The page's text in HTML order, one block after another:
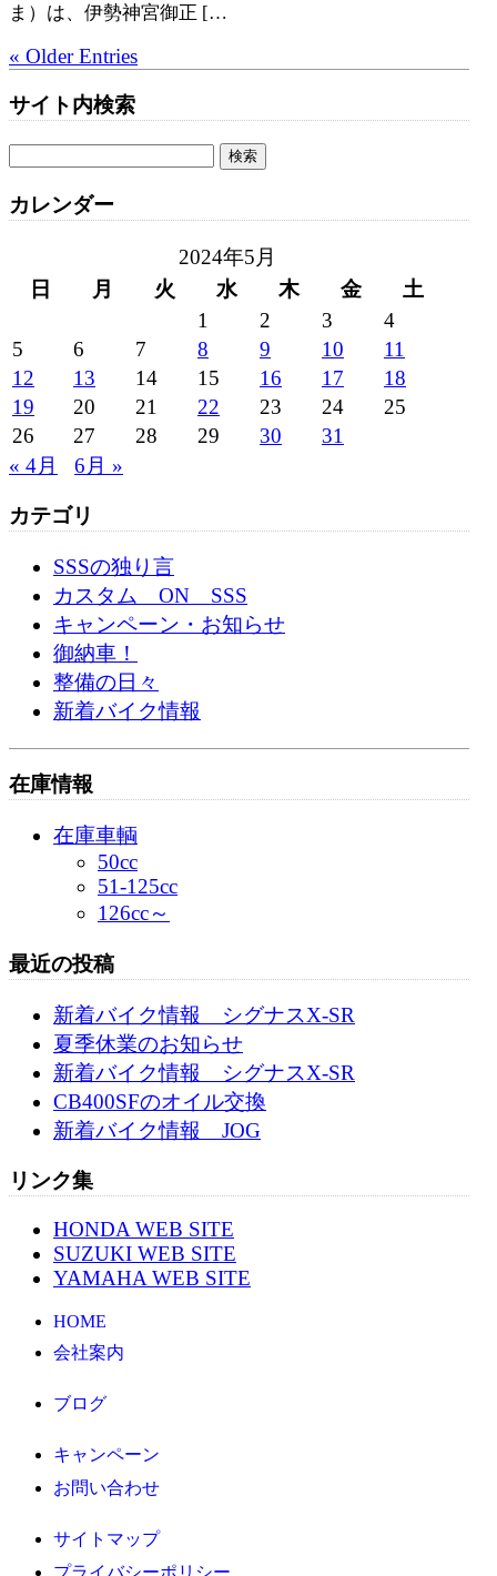
ま）は、伊勢神宮御正 […
« Older Entries
サイト内検索
カレンダー
2024年5月
日
月 火 水 木 金
土
1
2 3
4
5
6 7 8 9 10
11
12
13 14 15 16 17
18
19
20 21 22 23 24
25
26
27 28 29 30
31
« 4月
6月 »
カテゴリ
SSSの独り言
カスタム ON SSS
キャンペーン・お知らせ
御納車！
整備の日々
新着バイク情報
在庫情報
在庫車輌
50cc
51-125cc
126cc～
最近の投稿
新着バイク情報 シグナスX-SR
夏季休業のお知らせ
新着バイク情報 シグナスX-SR
CB400SFのオイル交換
新着バイク情報 JOG
リンク集
HONDA WEB SITE
SUZUKI WEB SITE
YAMAHA WEB SITE
HOME
会社案内
ブログ
キャンペーン
お問い合わせ
サイトマップ